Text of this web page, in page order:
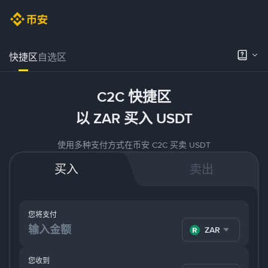
快捷区自选区
C2C 快捷区
以 ZAR 买入 USDT
使用多种支付方式在币安 C2C 买卖 USDT
买入 卖出
您将支付
ZAR
您收到